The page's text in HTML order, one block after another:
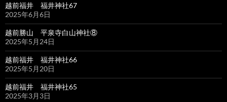
越前福井 福井神社67
2025年6月6日
越前勝山 平泉寺白山神社⑧
2025年5月24日
越前福井 福井神社66
2025年5月20日
越前福井 福井神社65
2025年3月3日